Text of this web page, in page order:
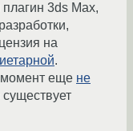
плагин 3ds Max,
на
.
еще не